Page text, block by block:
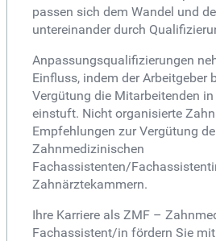
passen sich dem Wandel und
untereinander durch
Anpassungsqualifizierungen
Einfluss, indem der Arbeitgeber
Vergütung die Mitarbeitenden
einstuft. Nicht organisierte
Empfehlungen zur Vergütung
Zahnmedizinischen
Fachassistenten/
Zahnärztekammern.
Ihre Karriere als ZMF –
Fachassistent/in fördern Sie